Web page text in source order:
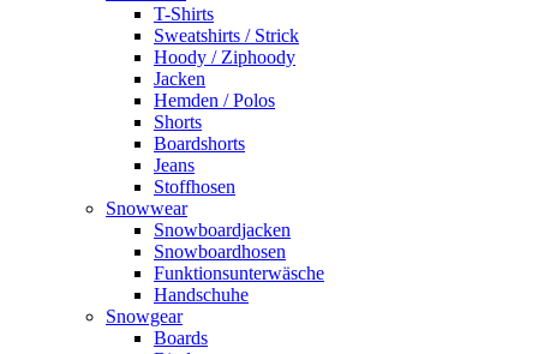
T-Shirts
Sweatshirts / Strick
Hoody / Ziphoody
Jacken
Hemden / Polos
Shorts
Boardshorts
Jeans
Stoffhosen
Snowwear
Snowboardjacken
Snowboardhosen
Funktionsunterwäsche
Handschuhe
Snowgear
Boards